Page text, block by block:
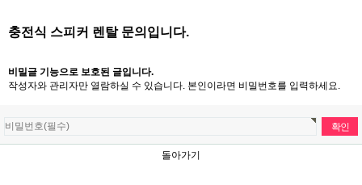
충전식 스피커 렌탈 문의입니다.
비밀글 기능으로 보호된 글입니다.
작성자와 관리자만 열람하실 수 있습니다. 본인이라면 비밀번호를 입력하세요.
돌아가기